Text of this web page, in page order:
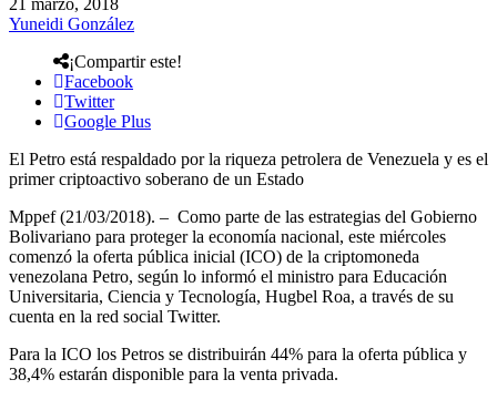
Yuneidi González
¡Compartir este!
Facebook
Twitter
Google Plus
El Petro está respaldado por la riqueza petrolera de Venezuela y es el
primer criptoactivo soberano de un Estado
Mppef (21/03/2018). – Como parte de las estrategias del Gobierno
Bolivariano para proteger la economía nacional, este miércoles
comenzó la oferta pública inicial (ICO) de la criptomoneda
venezolana Petro, según lo informó el ministro para Educación
Universitaria, Ciencia y Tecnología, Hugbel Roa, a través de su
cuenta en la red social Twitter.
Para la ICO los Petros se distribuirán 44% para la oferta pública y
38,4% estarán disponible para la venta privada.